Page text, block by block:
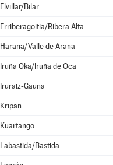
Elvillar/Bilar
Erriberagoitia/Ribera Alta
Harana/Valle de Arana
Iruña Oka/Iruña de Oca
Iruraiz-Gauna
Kripan
Kuartango
Labastida/Bastida